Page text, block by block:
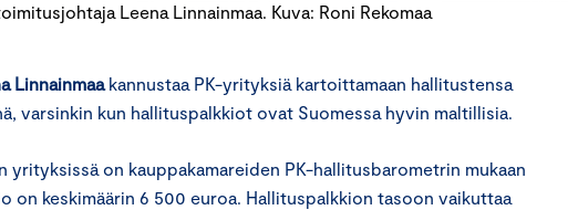
Leena Linnainmaa. Kuva: Roni Rekomaa
Linnainmaakannustaa PK-yrityksiä kartoittamaan hallitustensa
varsinkin kun hallituspalkkiot ovat Suomessa hyvin maltillisia.
on kauppakamareiden PK-hallitusbarometrin mukaan
on keskimäärin 6 500 euroa. Hallituspalkkion tasoon vaikuttaa